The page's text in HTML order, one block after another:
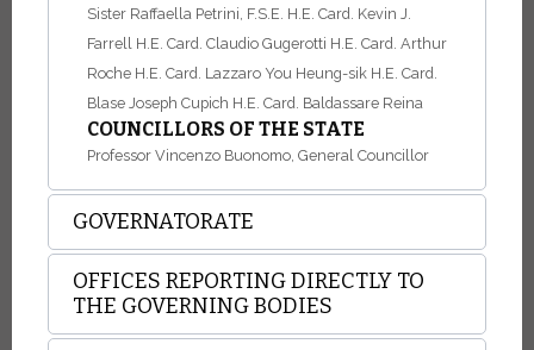
Sister Raffaella Petrini, F.S.E. H.E. Card. Kevin J.
Farrell
H.E. Card. Claudio Gugerotti H.E. Card. Arthur
Roche H.E. Card. Lazzaro You Heung-sik H.E. Card.
Blase Joseph Cupich H.E. Card. Baldassare Reina
COUNCILLORS OF THE STATE
Professor Vincenzo Buonomo, General Councillor
GOVERNATORATE
OFFICES REPORTING DIRECTLY TO
THE GOVERNING BODIES